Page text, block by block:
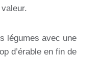
légumes avec une
d’érable en fin de